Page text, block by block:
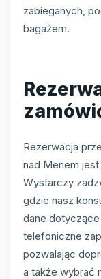
zabieganych,
bagażem.
Rezerwacja
nad Menem
Wystarczy
gdzie nasz
dane
telefoniczne
pozwalając
a także wybrać